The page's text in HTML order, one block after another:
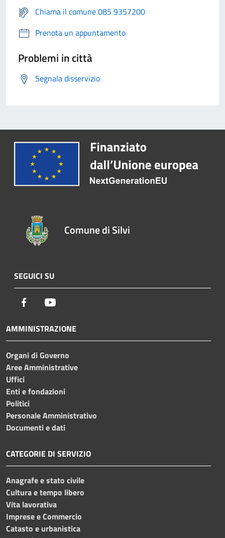
Chiama il comune 085 9357200
Prenota un appuntamento
Problemi in città
Segnala disservizio
Comune di Silvi
SEGUICI SU
Facebook
AMMINISTRAZIONE
Organi di Governo
Aree Amministrative
Uffici
Enti e fondazioni
Politici
Personale Amministrativo
Documenti e dati
CATEGORIE DI SERVIZIO
Anagrafe e stato civile
Cultura e tempo libero
Vita lavorativa
Imprese e Commercio
Catasto e urbanistica